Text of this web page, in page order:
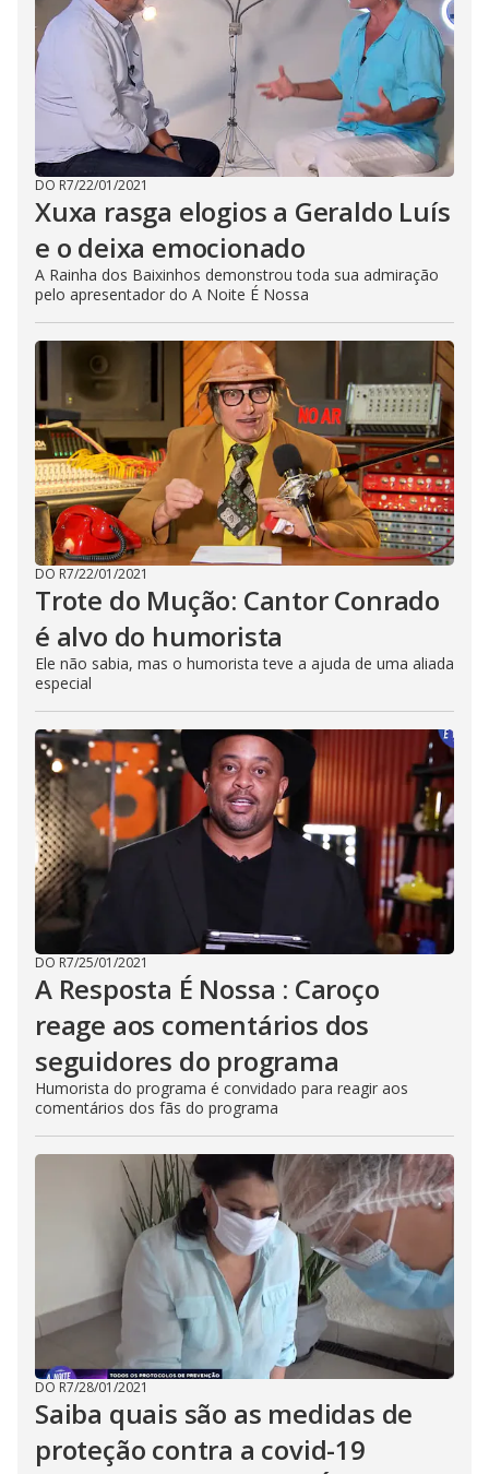
DO R7/22/01/2021
Xuxa rasga elogios a Geraldo Luís
e o deixa emocionado
A Rainha dos Baixinhos demonstrou toda sua admiração
pelo apresentador do A Noite É Nossa
DO R7/22/01/2021
Trote do Mução: Cantor Conrado
é alvo do humorista
Ele não sabia, mas o humorista teve a ajuda de uma aliada
especial
DO R7/25/01/2021
A Resposta É Nossa : Caroço
reage aos comentários dos
seguidores do programa
Humorista do programa é convidado para reagir aos
comentários dos fãs do programa
DO R7/28/01/2021
Saiba quais são as medidas de
proteção contra a covid-19